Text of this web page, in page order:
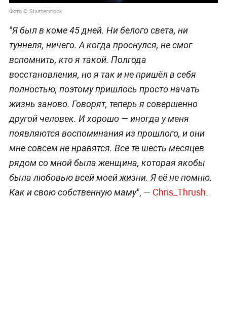
Фото © Shutterstock
"Я был в коме 45 дней. Ни белого света, ни
туннеля, ничего. А когда проснулся, не смог
вспомнить, кто я такой. Полгода
восстановления, но я так и не пришёл в себя
полностью, поэтому пришлось просто начать
жизнь заново. Говорят, теперь я совершенно
другой человек. И хорошо — иногда у меня
появляются воспоминания из прошлого, и они
мне совсем не нравятся. Все те шесть месяцев
рядом со мной была женщина, которая якобы
была любовью всей моей жизни. Я её не помню.
Как и свою собственную маму", — Chris_Thrush.